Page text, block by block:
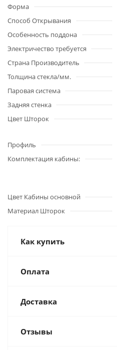
Форма
Способ Открывания
Особенность поддона
Электричество требуется
Страна Производитель
Толщина стекла/мм.
Паровая система
Задняя стенка
Цвет Шторок
Профиль
Комплектация кабины:
Цвет Кабины основной
Материал Шторок
Как купить
Оплата
Доставка
Отзывы